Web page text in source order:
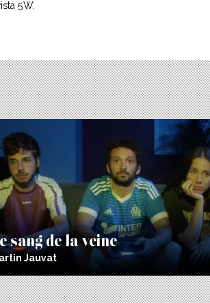
5W.
sang de la veine
Jauvat